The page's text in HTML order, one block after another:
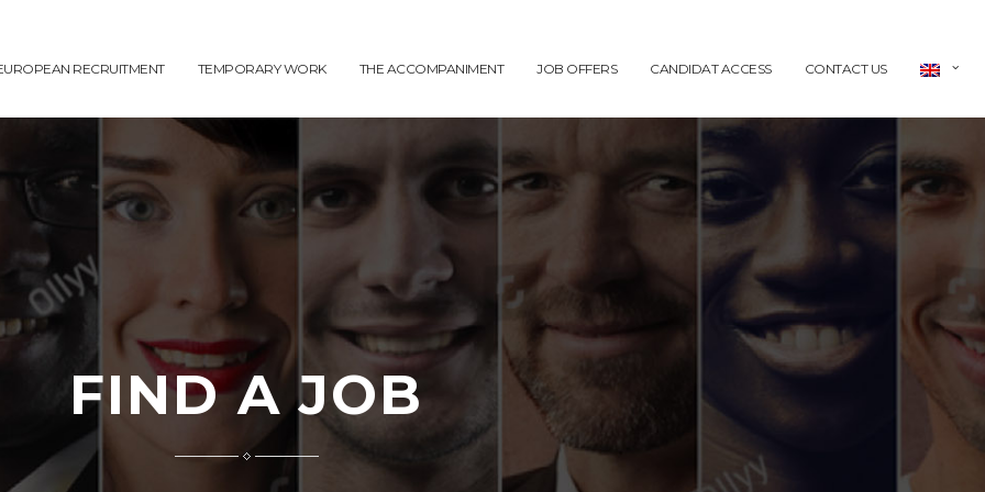
RECRUITMENT TEMPORARY WORK THE ACCOMPANIMENT JOB OFFERS CANDIDAT ACCESS CONTACT US
FIND A JOB